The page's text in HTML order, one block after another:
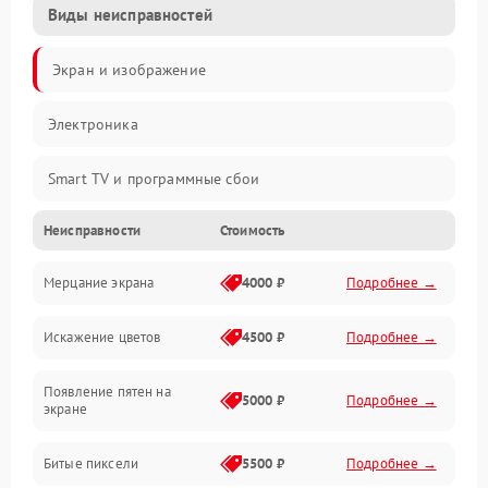
Виды неисправностей
Экран и изображение
Электроника
Smart TV и программные сбои
Питание и запуск
Подсветка и LED-модули
Звук и аудиосистема
Сигнал и приём каналов
Неисправности Стоимость
Мерцание экрана 4000 ₽ Подробнее →
Искажение цветов 4500 ₽ Подробнее →
Появление пятен на
экране
5000 ₽ Подробнее →
Битые пиксели 5500 ₽ Подробнее →